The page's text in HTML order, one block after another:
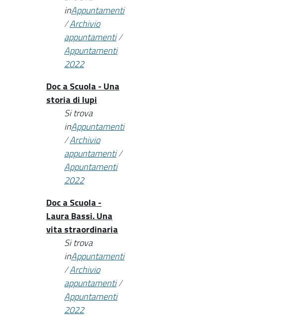
inAppuntamenti
/Archivio
appuntamenti/
Appuntamenti
2022
Doc a Scuola - Una
storia di lupi
Si trova
inAppuntamenti
/Archivio
appuntamenti/
Appuntamenti
2022
Doc a Scuola -
Laura Bassi. Una
vita straordinaria
Si trova
inAppuntamenti
/Archivio
appuntamenti/
Appuntamenti
2022